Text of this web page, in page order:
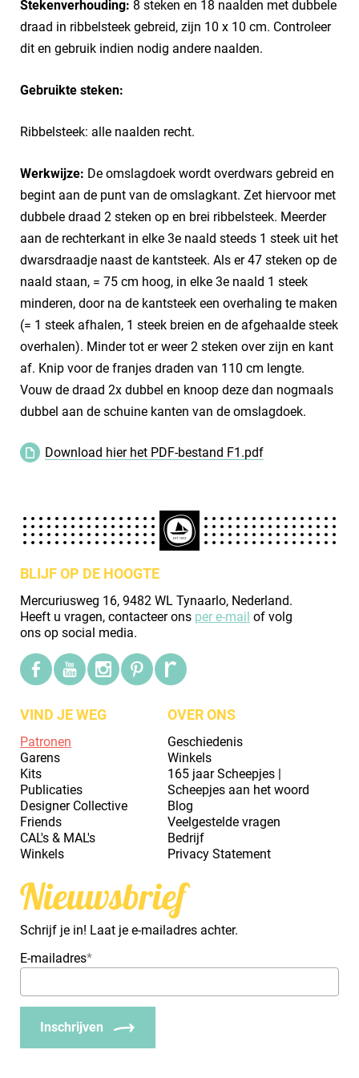
Stekenverhouding: 8 steken en 18 naalden met dubbele
draad in ribbelsteek gebreid, zijn 10 x 10 cm. Controleer
dit en gebruik indien nodig andere naalden.
Gebruikte steken:
Ribbelsteek: alle naalden recht.
Werkwijze: De omslagdoek wordt overdwars gebreid en
begint aan de punt van de omslagkant. Zet hiervoor met
dubbele draad 2 steken op en brei ribbelsteek. Meerder
aan de rechterkant in elke 3e naald steeds 1 steek uit het
dwarsdraadje naast de kantsteek. Als er 47 steken op de
naald staan, = 75 cm hoog, in elke 3e naald 1 steek
minderen, door na de kantsteek een overhaling te maken
(= 1 steek afhalen, 1 steek breien en de afgehaalde steek
overhalen). Minder tot er weer 2 steken over zijn en kant
af. Knip voor de franjes draden van 110 cm lengte.
Vouw de draad 2x dubbel en knoop deze dan nogmaals
dubbel aan de schuine kanten van de omslagdoek.
Download hier het PDF-bestand F1.pdf
BLIJF OP DE HOOGTE
Mercuriusweg 16, 9482 WL Tynaarlo, Nederland.
Heeft u vragen, contacteer ons per e-mail of volg
ons op social media.
VIND JE WEG
Patronen
Garens
Kits
Publicaties
Designer Collective
Friends
CAL's & MAL's
Winkels
OVER ONS
Geschiedenis
Winkels
165 jaar Scheepjes |
Scheepjes aan het woord
Blog
Veelgestelde vragen
Bedrijf
Privacy Statement
Nieuwsbrief
Schrijf je in! Laat je e-mailadres achter.
E-mailadres*
Inschrijven